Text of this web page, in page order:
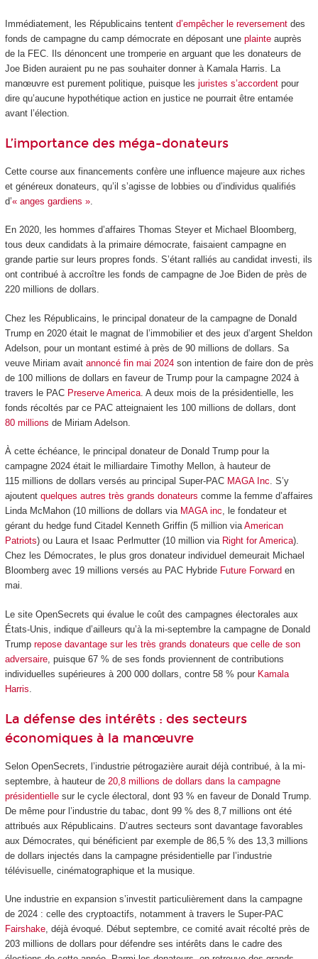
Immédiatement, les Républicains tentent d’empêcher le reversementdes
fonds de campagne du camp démocrate en déposant une plainteauprès
de la FEC. Ils dénoncent une tromperie en arguant que les donateurs de
Joe Biden auraient pu ne pas souhaiter donner à Kamala Harris. La
manœuvre est purement politique, puisque les juristes s’accordentpour
dire qu’aucune hypothétique action en justice ne pourrait être entamée
avant l’élection.
L’importance des méga-donateurs
Cette course aux financements confère une influence majeure aux riches
et généreux donateurs, qu’il s’agisse de lobbies ou d’individus qualifiés
d’« anges gardiens ».
En 2020, les hommes d’affaires Thomas Steyer et Michael Bloomberg,
tous deux candidats à la primaire démocrate, faisaient campagne en
grande partie sur leurs propres fonds. S’étant ralliés au candidat investi, ils
ont contribué à accroître les fonds de campagne de Joe Biden de près de
220 millions de dollars.
Chez les Républicains, le principal donateur de la campagne de Donald
Trump en 2020 était le magnat de l’immobilier et des jeux d’argent Sheldon
Adelson, pour un montant estimé à près de 90 millions de dollars. Sa
veuve Miriam avait annoncé fin mai 2024son intention de faire don de près
de 100 millions de dollars en faveur de Trump pour la campagne 2024 à
travers le PAC Preserve America. A deux mois de la présidentielle, les
fonds récoltés par ce PAC atteignaient les 100 millions de dollars, dont
80 millions de Miriam Adelson.
À cette échéance, le principal donateur de Donald Trump pour la
campagne 2024 était le milliardaire Timothy Mellon, à hauteur de
115 millions de dollars versés au principal Super-PAC MAGA Inc. S’y
ajoutent quelques autres très grands donateurs comme la femme d’affaires
Linda McMahon (10 millions de dollars via MAGA inc, le fondateur et
gérant du hedge fund Citadel Kenneth Griffin (5 million viaAmerican
Patriots) ou Laura et Isaac Perlmutter (10 million via Right for America).
Chez les Démocrates, le plus gros donateur individuel demeurait Michael
Bloomberg avec 19 millions versés au PAC Hybride Future Forward en
mai.
Le site OpenSecrets qui évalue le coût des campagnes électorales aux
États-Unis, indique d’ailleurs qu’à la mi-septembre la campagne de Donald
Trump repose davantage sur les très grands donateurs que celle de son
adversaire, puisque 67 % de ses fonds proviennent de contributions
individuelles supérieures à 200 000 dollars, contre 58 % pour Kamala
Harris
La défense des intérêts : des secteurs
économiques à la manœuvre
Selon OpenSecrets, l’industrie pétrogazière aurait déjà contribué, à la mi-
septembre, à hauteur de 20,8 millions de dollars dans la campagne
présidentiellesur le cycle électoral, dont 93 % en faveur de Donald Trump.
De même pour l’industrie du tabac, dont 99 % des 8,7 millions ont été
attribués aux Républicains. D’autres secteurs sont davantage favorables
aux Démocrates, qui bénéficient par exemple de 86,5 % des 13,3 millions
de dollars injectés dans la campagne présidentielle par l’industrie
télévisuelle, cinématographique et la musique.
Une industrie en expansion s’investit particulièrement dans la campagne
de 2024 : celle des cryptoactifs, notamment à travers le Super-PAC
Fairshake, déjà évoqué. Début septembre, ce comité avait récolté près de
203 millions de dollars pour défendre ses intérêts dans le cadre des